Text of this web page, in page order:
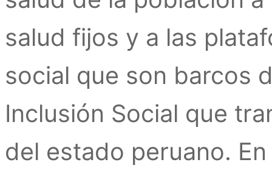
salud fijos y a las
social que son barcos
Inclusión Social que
del estado peruano.